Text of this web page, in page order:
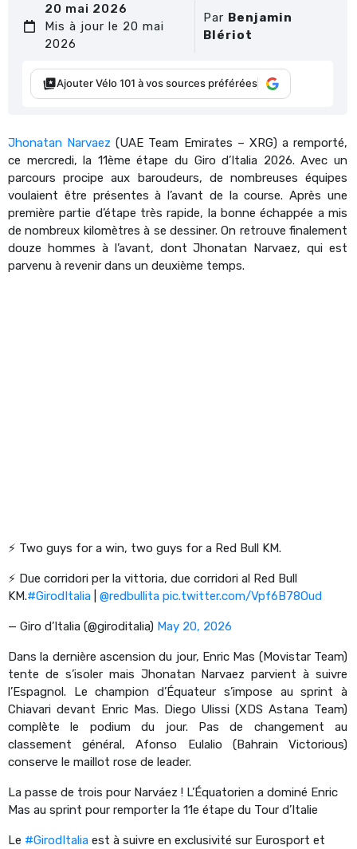
20 mai 2026
Mis à jour le 20 mai
2026
Par Benjamin
Blériot
Ajouter Vélo 101 à vos sources préférées
Jhonatan Narvaez (UAE Team Emirates – XRG) a remporté,
ce mercredi, la 11ème étape du Giro d’Italia 2026. Avec un
parcours procipe aux baroudeurs, de nombreuses équipes
voulaient être présentes à l’avant de la course. Après une
première partie d’étape très rapide, la bonne échappée a mis
de nombreux kilomètres à se dessiner. On retrouve finalement
douze hommes à l’avant, dont Jhonatan Narvaez, qui est
parvenu à revenir dans un deuxième temps.
⚡️ Two guys for a win, two guys for a Red Bull KM.
⚡️ Due corridori per la vittoria, due corridori al Red Bull
KM.#GirodItalia @redbullita pic.twitter.com/Vpf6B78Oud
— Giro d’Italia (@giroditalia) May 20, 2026
Dans la dernière ascension du jour, Enric Mas (Movistar Team)
tente de s’isoler mais Jhonatan Narvaez parvient à suivre
l’Espagnol. Le champion d’Équateur s’impose au sprint à
Chiavari devant Enric Mas. Diego Ulissi (XDS Astana Team)
complète le podium du jour. Pas de changement au
classement général, Afonso Eulalio (Bahrain Victorious)
conserve le maillot rose de leader.
La passe de trois pour Narváez ! L’Équatorien a dominé Enric
Mas au sprint pour remporter la 11e étape du Tour d’Italie
Le #GirodItalia est à suivre en exclusivité sur Eurosport et